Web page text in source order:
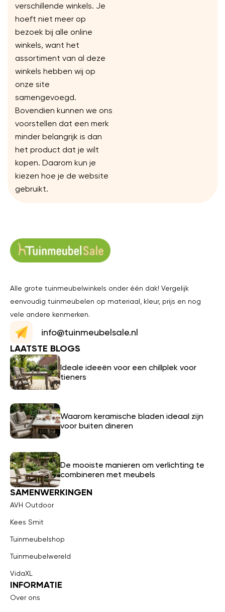
verschillende winkels. Je
hoeft niet meer op
bezoek bij alle online
winkels, want het
assortiment van al deze
winkels hebben wij op
onze site
samengevoegd.
Bovendien kunnen we ons
voorstellen dat een merk
minder belangrijk is dan
het product dat je wilt
kopen. Daarom kun je
kiezen hoe je de website
gebruikt.
Alle grote tuinmeubelwinkels onder één dak! Vergelijk
eenvoudig tuinmeubelen op materiaal, kleur, prijs en nog
vele andere kenmerken.
info@tuinmeubelsale.nl
LAATSTE BLOGS
Ideale ideeën voor een chillplek voor
tieners
Waarom keramische bladen ideaal zijn
voor buiten dineren
De mooiste manieren om verlichting te
combineren met meubels
SAMENWERKINGEN
AVH Outdoor
Kees Smit
Tuinmeubelshop
Tuinmeubelwereld
VidaXL
INFORMATIE
Over ons